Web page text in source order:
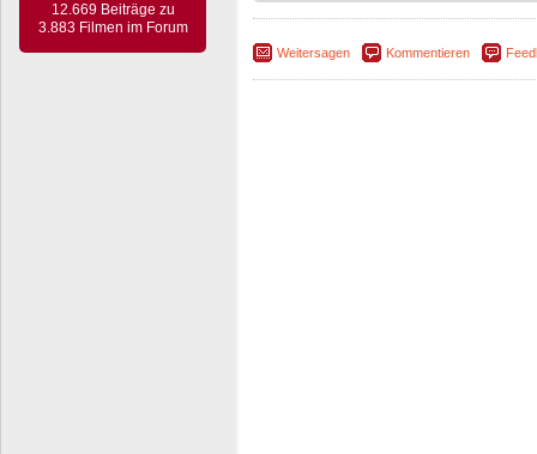
12.669 Beiträge zu
3.883 Filmen im Forum
Weitersagen Kommentieren